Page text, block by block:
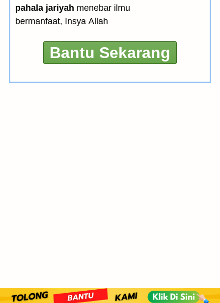
pahala jariyah menebar ilmu
bermanfaat, Insya Allah
Bantu Sekarang